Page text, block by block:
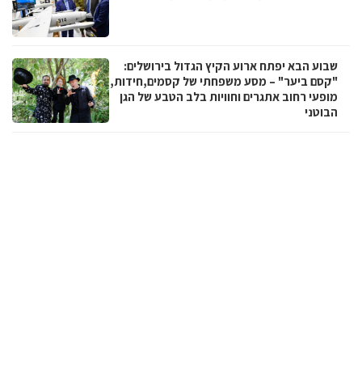
שבוע הבא יפתח ארוע הקיץ הגדול בירושלים:
"קסם ביער" – מסע משפחתי של קסמים,חידות,
מופעי רחוב אתגרים וחוויות בלב הטבע של הגן
הבוטני